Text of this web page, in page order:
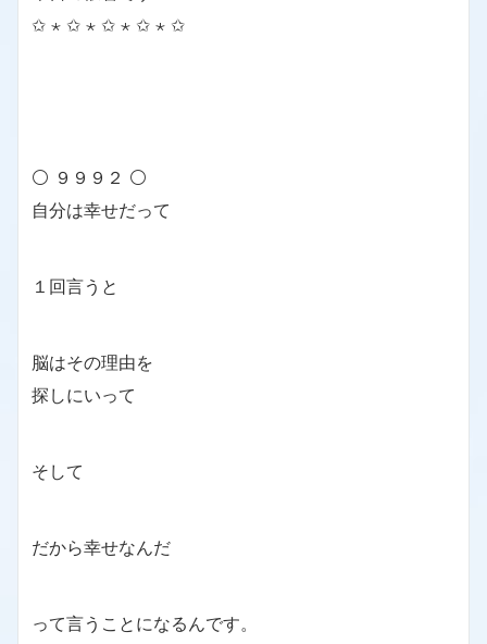
✩ ⋆ ✩ ⋆ ✩ ⋆ ✩ ⋆ ✩
⚪ ９９９２ ⚪
自分は幸せだって
１回言うと
脳はその理由を
探しにいって
そして
だから幸せなんだ
って言うことになるんです。